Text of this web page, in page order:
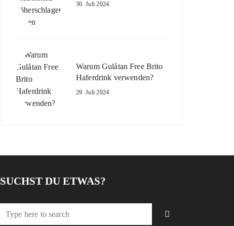
30. Juli 2024
Warum Gulåtan Free Brito
Haferdrink verwenden?
29. Juli 2024
SUCHST DU ETWAS?